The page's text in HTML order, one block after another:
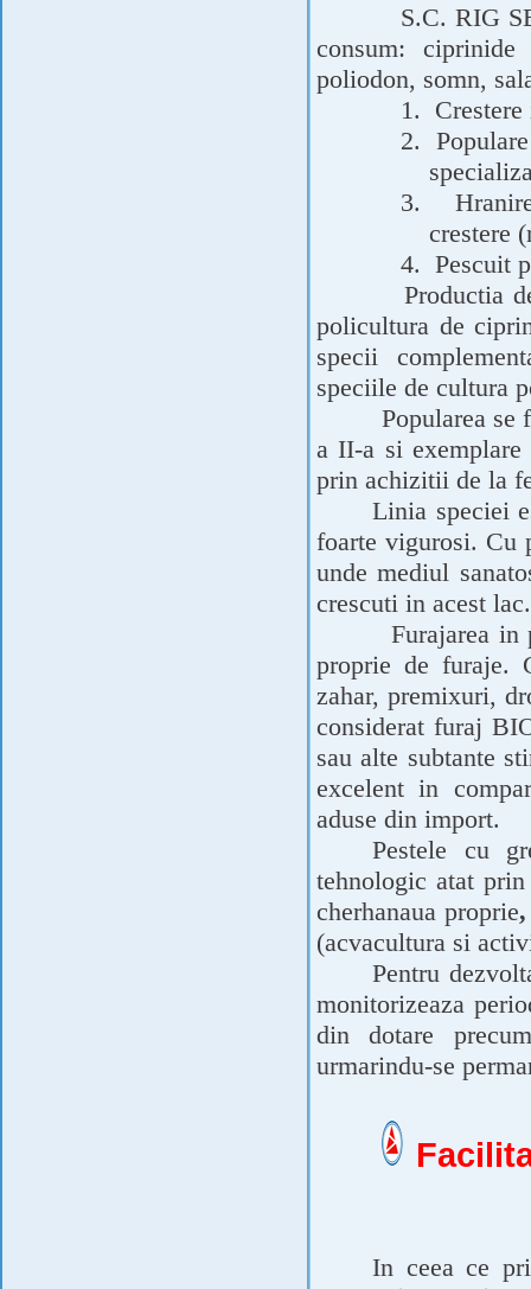
S.C. RIG
consum:
poliodon, somn,
1.
2.
3.
crestere
4. Pescuit
Productia
policultura de
specii
speciile de cultura
Popularea se
a II-a si
prin achizitii de la
Linia speciei
foarte vigurosi. Cu
unde mediul
crescuti in acest lac.
Furajarea in
proprie de furaje.
zahar, premixuri,
considerat furaj
sau alte subtante
excelent in
aduse din import.
Pestele cu
tehnologic atat
cherhanaua proprie
(acvacultura si
Pentru
monitorizeaza
din dotare
urmarindu-se
In ceea ce